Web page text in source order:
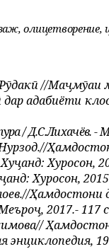
олицетворение,
//
адабиёти
/ Д.С.Лихачёв. -
Хуросон,
Хуросон,
Ҳамдостони
2017.- 117